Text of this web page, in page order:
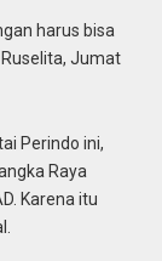
harus bisa
Jumat
Perindo ini,
Raya
Karena itu